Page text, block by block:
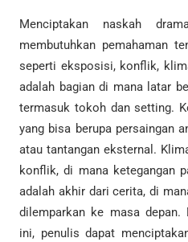
Menciptakan naskah
membutuhkan pemahaman
seperti eksposisi, konflik,
adalah bagian di mana latar
termasuk tokoh dan setting.
yang bisa berupa persaingan
atau tantangan eksternal.
konflik, di mana ketegangan
adalah akhir dari cerita, di
dilemparkan ke masa depan.
ini, penulis dapat